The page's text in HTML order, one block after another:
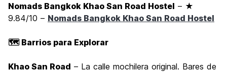
Nomads Bangkok Khao San Road Hostel – ★
9.84/10 – Nomads Bangkok Khao San Road Hostel
🗺️ Barrios para Explorar
Khao San Road – La calle mochilera original. Bares de